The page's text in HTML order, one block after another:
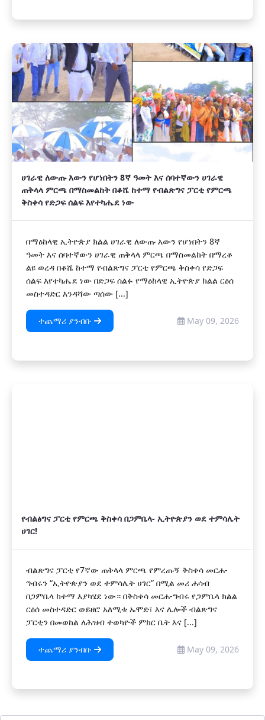
ሀገራዊ ለውጡ እውን የሆነበትን 8ኛ ዓመት እና ሰባተኛውን ሀገራዊ
ጠቅላላ ምርጫ በማስመልከት በቆሼ ከተማ የብልጽግና ፓርቲ የምርጫ
ቅስቀሳ የድጋፍ ሰልፍ እየተካሔደ ነው
በማዕከላዊ ኢትዮጵያ ክልል ሀገራዊ ለውጡ እውን የሆነበትን 8ኛ
ዓመት እና ሰባተኛውን ሀገራዊ ጠቅላላ ምርጫ በማስመልከት በማረቆ
ልዩ ወረዳ በቆሼ ከተማ የብልጽግና ፓርቲ የምርጫ ቅስቀሳ የድጋፍ
ሰልፍ እየተካሔደ ነው በድጋፍ ሰልፉ የማዕከላዊ ኢትዮጵያ ክልል ርዕሰ
መስተዳድር እንዳሻው ጣሰው [...]
ተጨማሪ ያንብቡ May 09, 2026
የብልፅግና ፓርቲ የምርጫ ቅስቀሳ በጋምቤላ- ኢትዮጵያን ወደ ተምሳሌት
ሀገር!
ብልጽግና ፓርቲ የ7ኛው ጠቅላላ ምርጫ የምረጡኝ ቅስቀሳ መርሐ-
ግብሩን “ኢትዮጵያን ወደ ተምሳሌት ሀገር” በሚል መሪ ሐሳብ
በጋምቤላ ከተማ እያካሄደ ነው። በቅስቀሳ መርሐ-ግብሩ የጋምቤላ ክልል
ርዕሰ መስተዳድር ወይዘሮ አለሚቱ ኡሞድ፣ እና ሌሎች ብልጽግና
ፓርቲን በመወከል ለሕዝብ ተወካዮች ምክር ቤት እና [...]
ተጨማሪ ያንብቡ May 09, 2026